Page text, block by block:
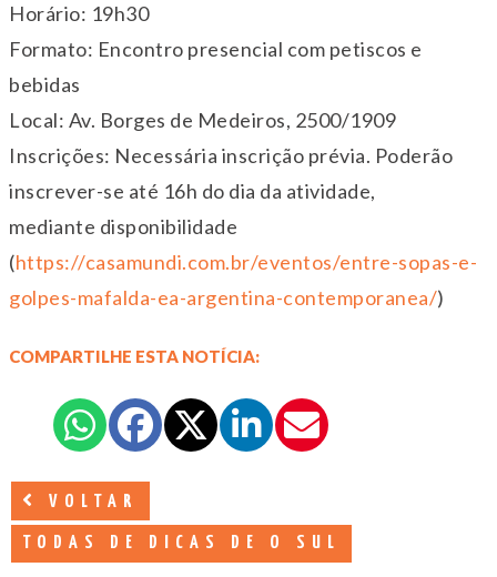
Horário: 19h30
Formato: Encontro presencial com petiscos e
bebidas
Local: Av. Borges de Medeiros, 2500/1909
Inscrições: Necessária inscrição prévia. Poderão
inscrever-se até 16h do dia da atividade,
mediante disponibilidade
(https://casamundi.com.br/eventos/entre-sopas-e-
golpes-mafalda-ea-argentina-contemporanea/)
COMPARTILHE ESTA NOTÍCIA:
VOLTAR
TODAS DE DICAS DE O SUL